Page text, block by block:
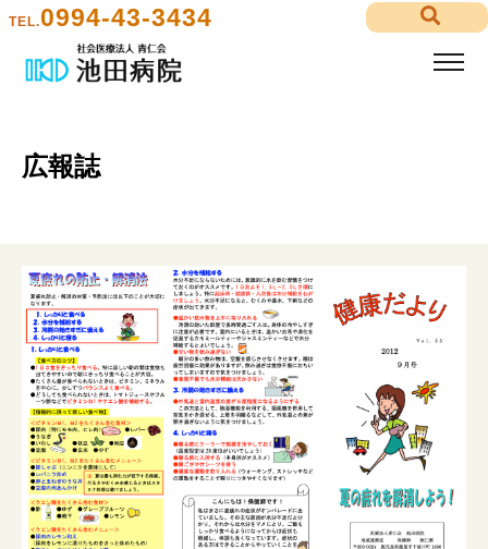
TEL.0994-43-3434
広報誌